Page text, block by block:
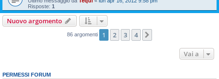
Risposte: 1
Nuovo argomento
86 argomenti 1 2 3 4
Vai a
PERMESSI FORUM